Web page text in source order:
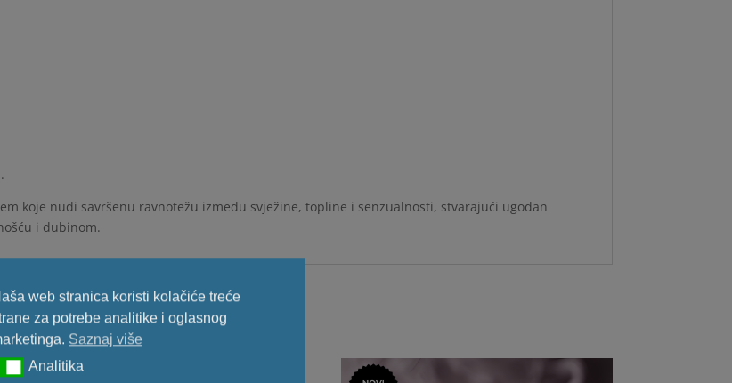
web stranica koristi kolačiće treće
za potrebe analitike i oglasnog
Saznaj više
Analitika
koje nudi savršenu ravnotežu između svježine, topline i senzualnosti, stvarajući ugodan
i dubinom.